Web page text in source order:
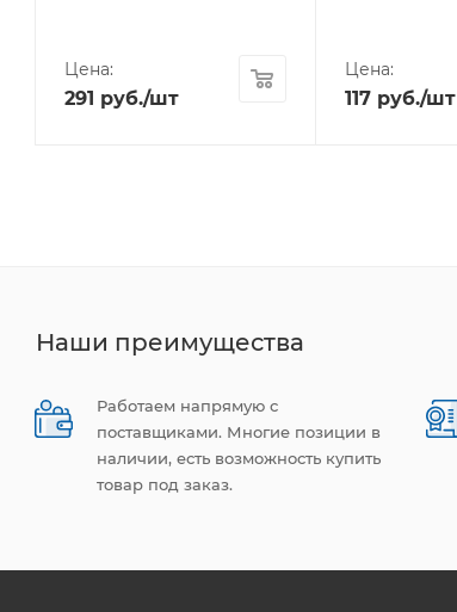
Цена:
291 руб./шт
Цена:
117руб./шт
Наши преимущества
Работаем напрямую с
поставщиками. Многие позиции в
наличии, есть возможность купить
товар под заказ.